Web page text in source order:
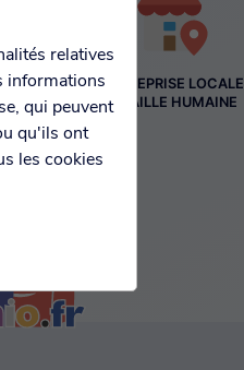
ENTREPRISE LOCALE
À TAILLE HUMAINE
relatives
informations
qui peuvent
qu'ils ont
les cookies